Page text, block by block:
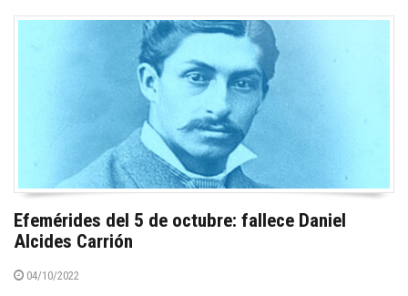
Efemérides del 5 de octubre: fallece Daniel
Alcides Carrión
04/10/2022